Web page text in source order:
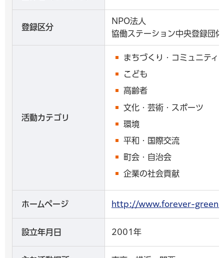
登録区分
NPO法人
協働ステーション中央登録団体
活動カテゴリ
まちづくり・コミュニティ
こども
高齢者
文化・芸術・スポーツ
環境
平和・国際交流
町会・自治会
企業の社会貢献
ホームページ http://www.forever-
設立年月日 2001年